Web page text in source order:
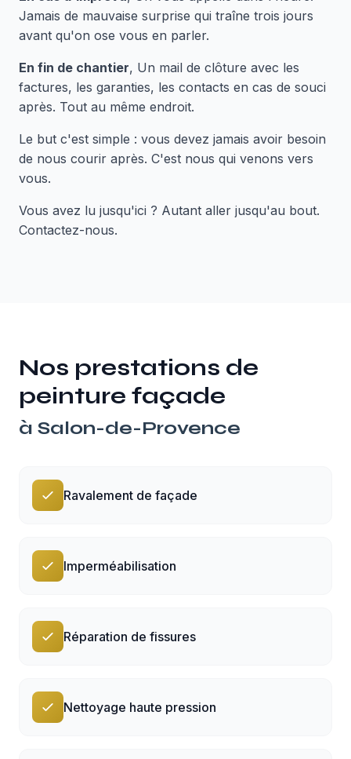
Jamais de mauvaise surprise qui traîne trois jours
avant qu'on ose vous en parler.
En fin de chantier, Un mail de clôture avec les
factures, les garanties, les contacts en cas de souci
après. Tout au même endroit.
Le but c'est simple : vous devez jamais avoir besoin
de nous courir après. C'est nous qui venons vers
vous.
Vous avez lu jusqu'ici ? Autant aller jusqu'au bout.
Contactez-nous.
Nos prestations de
peinture façade
à Salon-de-Provence
Ravalement de façade
Imperméabilisation
Réparation de fissures
Nettoyage haute pression